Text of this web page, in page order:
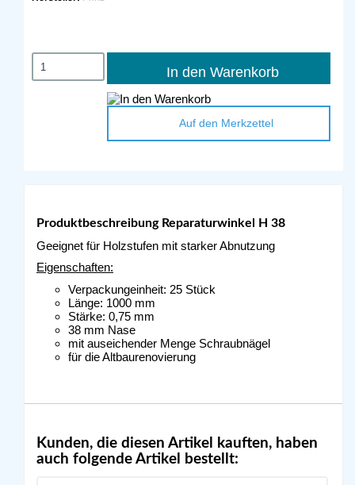
In den Warenkorb
Auf den Merkzettel
Produktbeschreibung Reparaturwinkel H 38
Geeignet für Holzstufen mit starker Abnutzung
Eigenschaften:
Verpackungeinheit: 25 Stück
Länge: 1000 mm
Stärke: 0,75 mm
38 mm Nase
mit auseichender Menge Schraubnägel
für die Altbaurenovierung
Kunden, die diesen Artikel kauften, haben
auch folgende Artikel bestellt: